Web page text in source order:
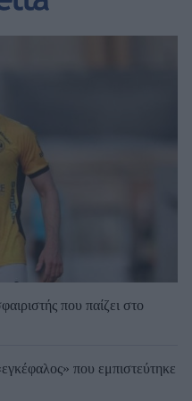
που παίζει στο
που εμπιστεύτηκε